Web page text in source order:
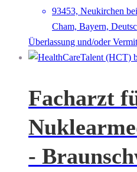
93453, Neukirchen
Cham, Bayern,
Überlassung und/oder
Facharzt
-